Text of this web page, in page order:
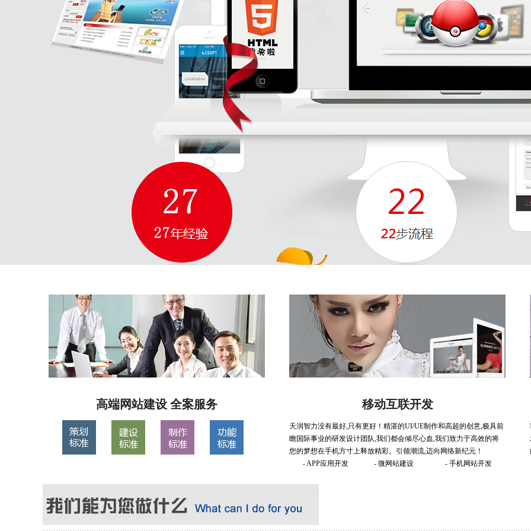
高端网站建设 全案服务 移动互联开发
天润智力没有最好,只有更好！精湛的UI/UE制作和高超的创意,极具前
瞻国际事业的研发设计团队,我们都会倾尽心血,我们致力于高效的将
您的梦想在手机方寸上释放精彩。引领潮流,迈向网络新纪元！
- APP应用开发
- 微网站建设 - 手机网站开发